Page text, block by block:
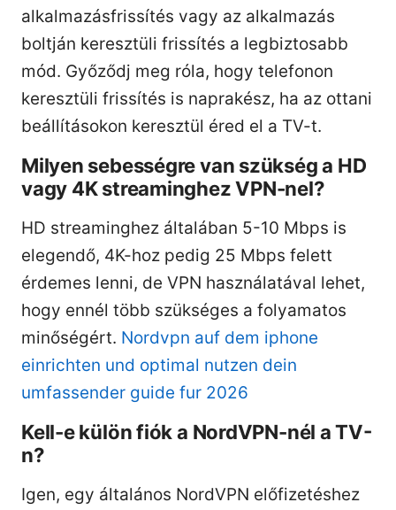
alkalmazásfrissítés vagy az alkalmazás
boltján keresztüli frissítés a legbiztosabb
mód. Győződj meg róla, hogy telefonon
keresztüli frissítés is naprakész, ha az ottani
beállításokon keresztül éred el a TV-t.
Milyen sebességre van szükség a HD
vagy 4K streaminghez VPN-nel?
HD streaminghez általában 5-10 Mbps is
elegendő, 4K-hoz pedig 25 Mbps felett
érdemes lenni, de VPN használatával lehet,
hogy ennél több szükséges a folyamatos
minőségért. Nordvpn auf dem iphone
einrichten und optimal nutzen dein
umfassender guide fur 2026
Kell-e külön fiók a NordVPN-nél a TV-
n?
Igen, egy általános NordVPN előfizetéshez